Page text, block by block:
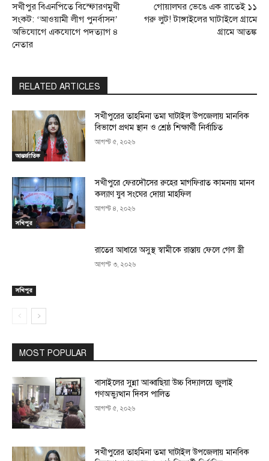
সখীপুর বিএনপিতে বিস্ফোরণমুখী
সংকট: ‘আওয়ামী লীগ পুনর্বাসন’
অভিযোগে একযোগে পদত্যাগ ৪
নেতার
গোয়ালঘর ভেঙে এক রাতেই ১১
গরু লুট! টাঙ্গাইলের ঘাটাইলে গ্রামে
গ্রামে আতঙ্ক
RELATED ARTICLES
আন্তর্জাতিক
সখীপুরের তাহমিনা তমা ঘাটাইল উপজেলায় মানবিক
বিভাগে প্রথম স্থান ও শ্রেষ্ঠ শিক্ষার্থী নির্বাচিত
আগস্ট ৫, ২০২৬
সখিপুর
সখীপুরে ফেরদৌসের রুহের মাগফিরাত কামনায় মানব
কল্যাণ যুব সংঘের দোয়া মাহফিল
আগস্ট ৪, ২০২৬
সখিপুর
রাতের আধারে অসুস্থ স্বামীকে রাস্তায় ফেলে গেল স্ত্রী
আগস্ট ৩, ২০২৬
MOST POPULAR
বাসাইলের সুন্না আব্বাছিয়া উচ্চ বিদ্যালয়ে জুলাই
গণঅভ্যুত্থান দিবস পালিত
আগস্ট ৫, ২০২৬
সখীপুরের তাহমিনা তমা ঘাটাইল উপজেলায় মানবিক